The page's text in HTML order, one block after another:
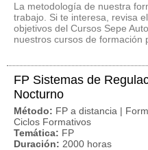
La metodología de nuestra
trabajo. Si te interesa, revisa
objetivos del Cursos Sepe
nuestros cursos de formación
FP Sistemas de
Nocturno
Método: FP a distancia |
Ciclos Formativos
Temática: FP
Duración: 2000 horas